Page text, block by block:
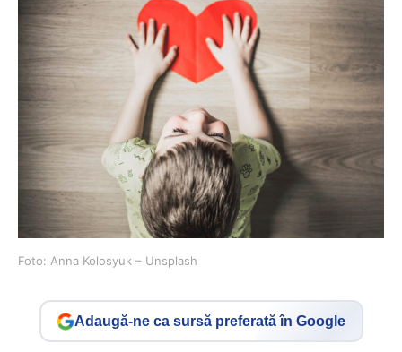
Foto: Anna Kolosyuk – Unsplash
Adaugă-ne ca sursă preferată în Google